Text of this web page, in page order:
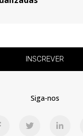
INSCREVER
Siga-nos
a
w
i